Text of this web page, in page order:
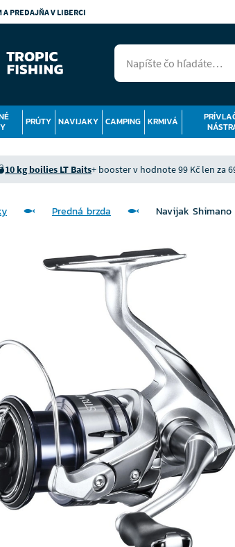
A PREDAJŇA V LIBERCI
PRÚTY NAVIJAKY CAMPING KRMIVÁ
10 kg boilies LT Baits+ booster v hodnote 99 Kč len za
Predná brzda Navijak Shimano